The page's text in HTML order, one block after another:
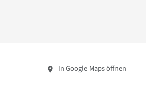
In Google Maps öffnen